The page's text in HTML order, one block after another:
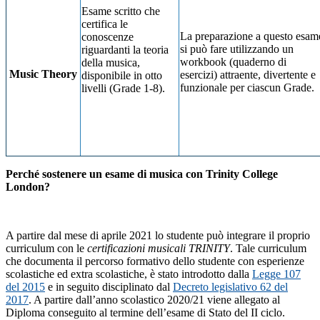
Music Theory
Esame scritto che
certifica le
conoscenze
riguardanti la teoria
della musica,
disponibile in otto
livelli (Grade 1-8).
La preparazione a questo
si può fare utilizzando un
workbook (quaderno di
esercizi) attraente, divertente e
funzionale per ciascun Grade.
Perché sostenere un esame di musica con Trinity College
London?
A partire dal mese di aprile 2021 lo studente può integrare il proprio
curriculum con le certificazioni musicali TRINITY. Tale curriculum
che documenta il percorso formativo dello studente con esperienze
scolastiche ed extra scolastiche, è stato introdotto dalla Legge 107
del 2015 e in seguito disciplinato dal Decreto legislativo 62 del
2017. A partire dall’anno scolastico 2020/21 viene allegato al
Diploma conseguito al termine dell’esame di Stato del II ciclo.